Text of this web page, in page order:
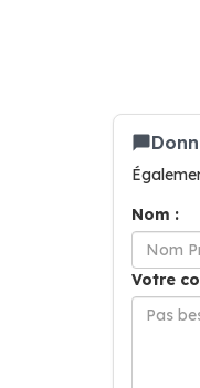
Nom :
Votre